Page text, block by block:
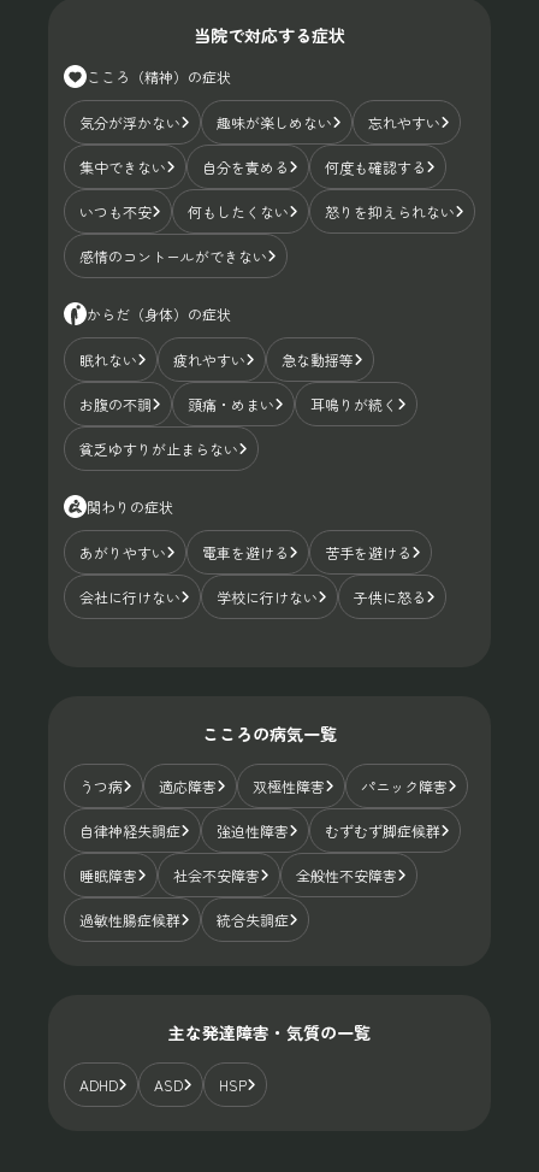
当院で対応する症状
こころ（精神）の症状
気分が浮かない 趣味が楽しめない 忘れやすい
集中できない 自分を責める 何度も確認する
いつも不安 何もしたくない 怒りを抑えられない
感情のコントールができない
からだ（身体）の症状
眠れない 疲れやすい 急な動揺等
お腹の不調 頭痛・めまい 耳鳴りが続く
貧乏ゆすりが止まらない
関わりの症状
あがりやすい 電車を避ける 苦手を避ける
会社に行けない 学校に行けない 子供に怒る
こころの病気一覧
うつ病 適応障害 双極性障害 パニック障害
自律神経失調症 強迫性障害 むずむず脚症候群
睡眠障害 社会不安障害 全般性不安障害
過敏性腸症候群 統合失調症
主な発達障害・気質の一覧
ADHD ASD HSP